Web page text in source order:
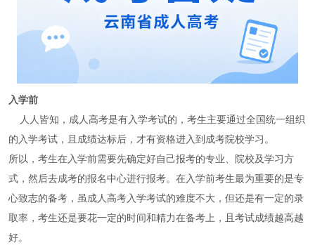
入学前
人人皆知，成人高考是有入学考试的，考生主要通过全国统一组织
的入学考试，且成绩达标后，才有资格进入到成考院校学习。
所以，考生在入学前需要先确定好自己报考的专业、院校及学习方
式，然后去成考的报名中心进行报考。在入学前考生最为重要的是专
心致志的备考，虽成人高考入学考试的难度不大，但还是有一定的录
取率，考生还是要花一定的时间和精力在备考上，且考试成绩越高越
好。